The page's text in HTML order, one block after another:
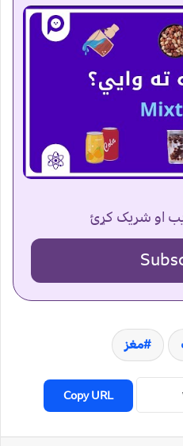
او شریک کړئ
مغز
Copy URL